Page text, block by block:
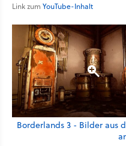
Link zum YouTube-Inhalt
Borderlands 3 - Bilder aus